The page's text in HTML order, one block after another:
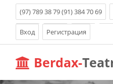
(97) 789 38 79 (91) 384 70 69
Вход Регистрация
Berdax-